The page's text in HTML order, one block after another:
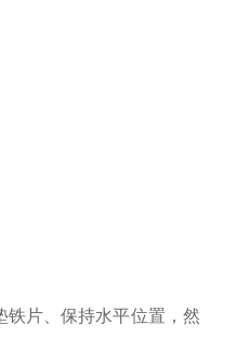
铁片、保持水平位置，然